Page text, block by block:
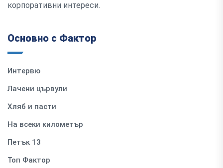
корпоративни интереси.
Основно с Фактор
Интервю
Лачени цървули
Хляб и пасти
На всеки километър
Петък 13
Топ Фактор